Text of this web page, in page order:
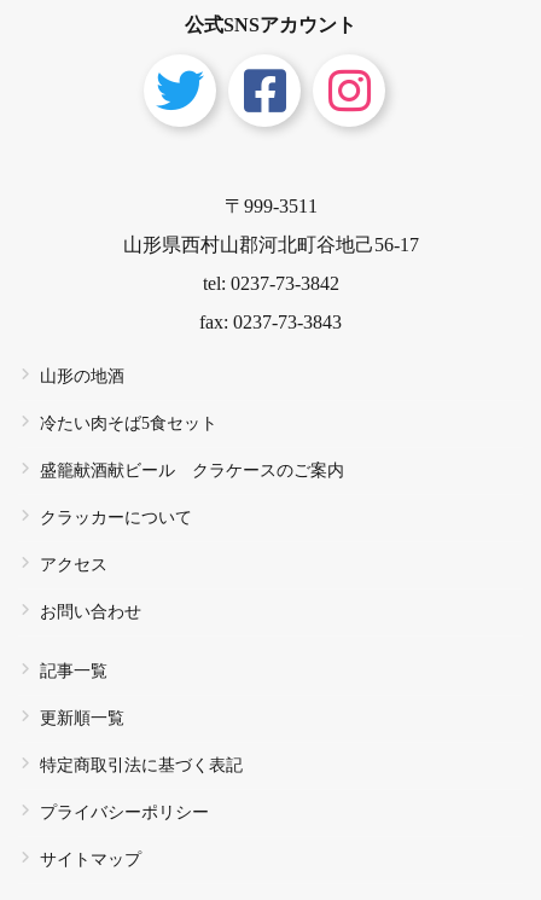
公式SNSアカウント
〒999-3511
山形県西村山郡河北町谷地己56-17
tel: 0237-73-3842
fax: 0237-73-3843
山形の地酒
冷たい肉そば5食セット
盛籠献酒献ビール クラケースのご案内
クラッカーについて
アクセス
お問い合わせ
記事一覧
更新順一覧
特定商取引法に基づく表記
プライバシーポリシー
サイトマップ